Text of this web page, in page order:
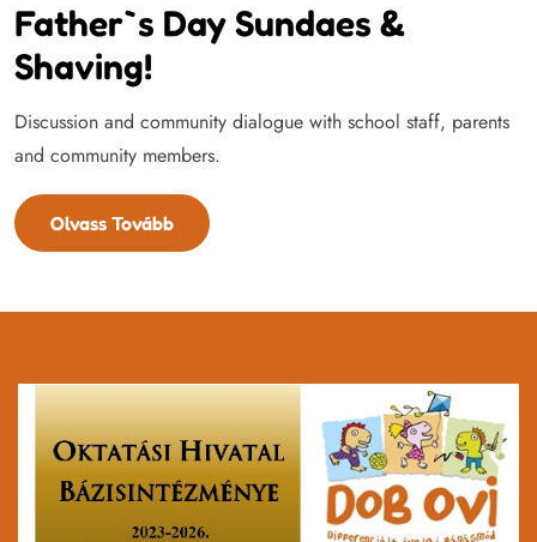
Father`s Day Sundaes &
Shaving!
Discussion and community dialogue with school staff, parents
and community members.
Olvass Tovább